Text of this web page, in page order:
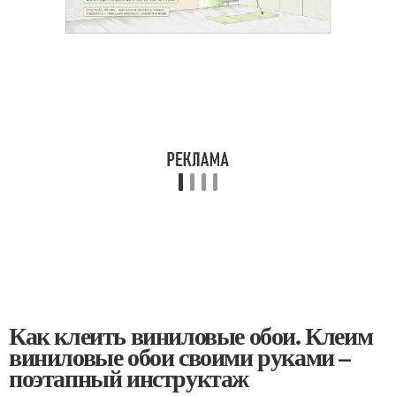
Как клеить виниловые обои. Клеим
виниловые обои своими руками –
поэтапный инструктаж